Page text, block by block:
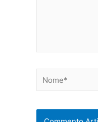
Nome*